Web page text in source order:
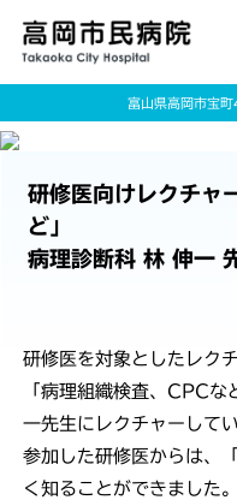
富山県高岡市宝
研修医向けレクチャ
ど」
病理診断科 林 伸一
研修医を対象としたレク
「病理組織検査、CPC
一先生にレクチャーして
参加した研修医からは、
く知ることができました。